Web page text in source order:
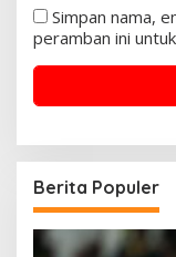
Simpan nama,
peramban ini
Berita Populer